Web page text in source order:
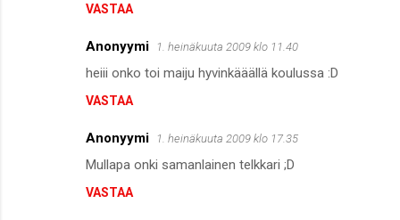
VASTAA
Anonyymi 1. heinäkuuta 2009 klo 11.40
heiii onko toi maiju hyvinkääällä koulussa :D
VASTAA
Anonyymi 1. heinäkuuta 2009 klo 17.35
Mullapa onki samanlainen telkkari ;D
VASTAA